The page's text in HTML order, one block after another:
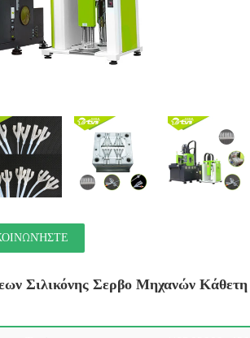
Σιλικόνης Σερβο Μηχανών